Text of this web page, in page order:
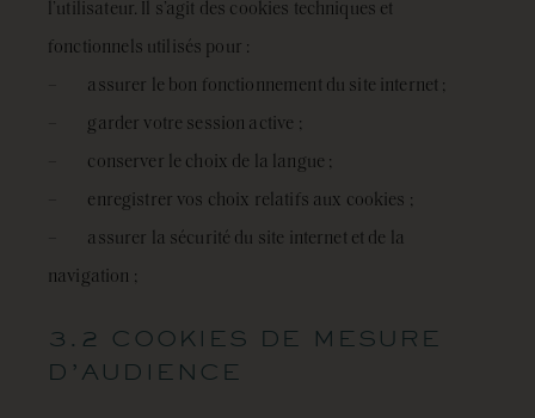
l’utilisateur. Il s’agit des cookies techniques et
fonctionnels utilisés pour :
– assurer le bon fonctionnement du site internet ;
– garder votre session active ;
– conserver le choix de la langue ;
– enregistrer vos choix relatifs aux cookies ;
– assurer la sécurité du site internet et de la
navigation ;
3.2 COOKIES DE MESURE
D’AUDIENCE